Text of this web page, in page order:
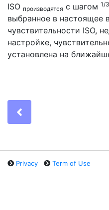
ISO производятся с шагом 1/3
выбранное в настоящее
чувствительности ISO,
настройке,
установлена на
Privacy Term of Use